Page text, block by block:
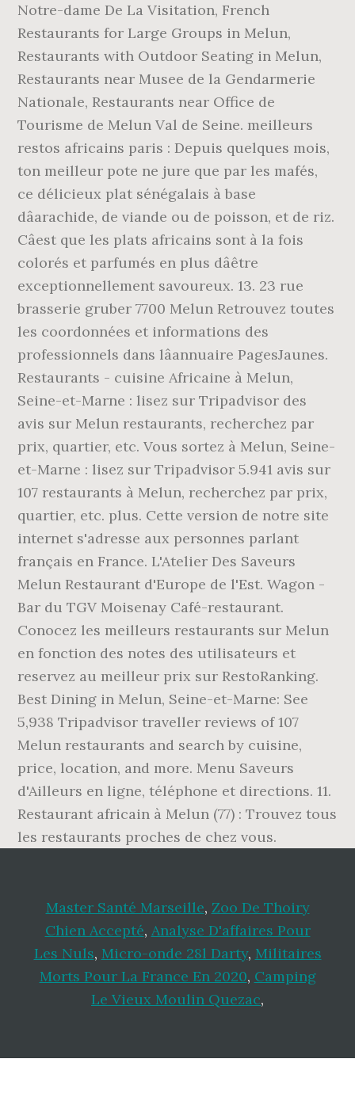
Notre-dame De La Visitation, French
Restaurants for Large Groups in Melun,
Restaurants with Outdoor Seating in Melun,
Restaurants near Musee de la Gendarmerie
Nationale, Restaurants near Office de
Tourisme de Melun Val de Seine. meilleurs
restos africains paris : Depuis quelques mois,
ton meilleur pote ne jure que par les mafés,
ce délicieux plat sénégalais à base
dâarachide, de viande ou de poisson, et de riz.
Câest que les plats africains sont à la fois
colorés et parfumés en plus dâêtre
exceptionnellement savoureux. 13. 23 rue
brasserie gruber 7700 Melun Retrouvez toutes
les coordonnées et informations des
professionnels dans lâannuaire PagesJaunes.
Restaurants - cuisine Africaine à Melun,
Seine-et-Marne : lisez sur Tripadvisor des
avis sur Melun restaurants, recherchez par
prix, quartier, etc. Vous sortez à Melun, Seine-
et-Marne : lisez sur Tripadvisor 5.941 avis sur
107 restaurants à Melun, recherchez par prix,
quartier, etc. plus. Cette version de notre site
internet s'adresse aux personnes parlant
français en France. L'Atelier Des Saveurs
Melun Restaurant d'Europe de l'Est. Wagon -
Bar du TGV Moisenay Café-restaurant.
Conocez les meilleurs restaurants sur Melun
en fonction des notes des utilisateurs et
reservez au meilleur prix sur RestoRanking.
Best Dining in Melun, Seine-et-Marne: See
5,938 Tripadvisor traveller reviews of 107
Melun restaurants and search by cuisine,
price, location, and more. Menu Saveurs
d'Ailleurs en ligne, téléphone et directions. 11.
Restaurant africain à Melun (77) : Trouvez tous
les restaurants proches de chez vous.
Master Santé Marseille, Zoo De Thoiry
Chien Accepté, Analyse D'affaires Pour
Les Nuls, Micro-onde 28l Darty, Militaires
Morts Pour La France En 2020, Camping
Le Vieux Moulin Quezac,